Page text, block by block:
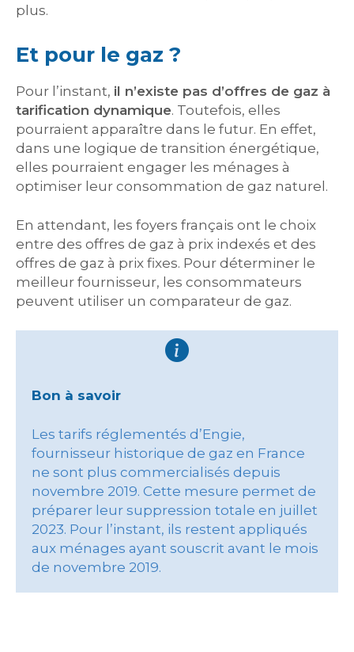
plus.
Et pour le gaz ?
Pour l’instant, il n’existe pas d’offres de gaz à
tarification dynamique. Toutefois, elles
pourraient apparaître dans le futur. En effet,
dans une logique de transition énergétique,
elles pourraient engager les ménages à
optimiser leur consommation de gaz naturel.
En attendant, les foyers français ont le choix
entre des offres de gaz à prix indexés et des
offres de gaz à prix fixes. Pour déterminer le
meilleur fournisseur, les consommateurs
peuvent utiliser un comparateur de gaz.
Bon à savoir
Les tarifs réglementés d’Engie,
fournisseur historique de gaz en France
ne sont plus commercialisés depuis
novembre 2019. Cette mesure permet de
préparer leur suppression totale en juillet
2023. Pour l’instant, ils restent appliqués
aux ménages ayant souscrit avant le mois
de novembre 2019.